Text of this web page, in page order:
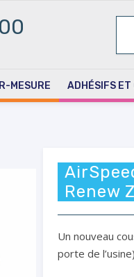
MESURE ADHÉSIFS ET
Renew
Un nouveau
porte de l’usine)